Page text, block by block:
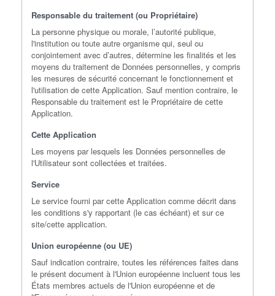
Responsable du traitement (ou Propriétaire)
La personne physique ou morale, l’autorité publique,
l'institution ou toute autre organisme qui, seul ou
conjointement avec d’autres, détermine les finalités et les
moyens du traitement de Données personnelles, y compris
les mesures de sécurité concernant le fonctionnement et
l'utilisation de cette Application. Sauf mention contraire, le
Responsable du traitement est le Propriétaire de cette
Application.
Cette Application
Les moyens par lesquels les Données personnelles de
l'Utilisateur sont collectées et traitées.
Service
Le service fourni par cette Application comme décrit dans
les conditions s'y rapportant (le cas échéant) et sur ce
site/cette application.
Union européenne (ou UE)
Sauf indication contraire, toutes les références faites dans
le présent document à l'Union européenne incluent tous les
États membres actuels de l'Union européenne et de